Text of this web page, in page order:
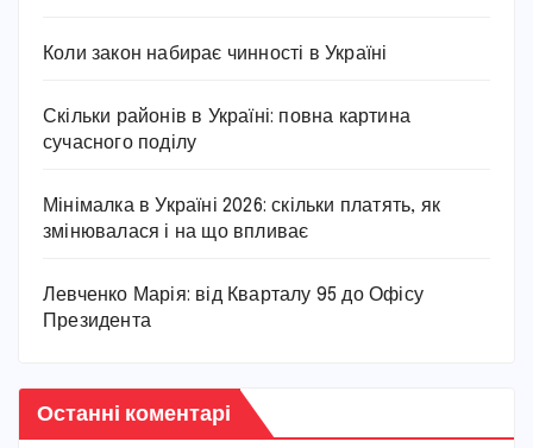
Коли закон набирає чинності в Україні
Скільки районів в Україні: повна картина
сучасного поділу
Мінімалка в Україні 2026: скільки платять, як
змінювалася і на що впливає
Левченко Марія: від Кварталу 95 до Офісу
Президента
Останні коментарі